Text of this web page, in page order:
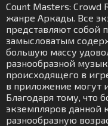
Count Masters: Crowd
жанре Аркады. Все
представляют собой
замысловатым
большую массу
разнообразной
происходящего в
в приложение могут
Благодаря тому, что
экземпляров данной
разнообразную